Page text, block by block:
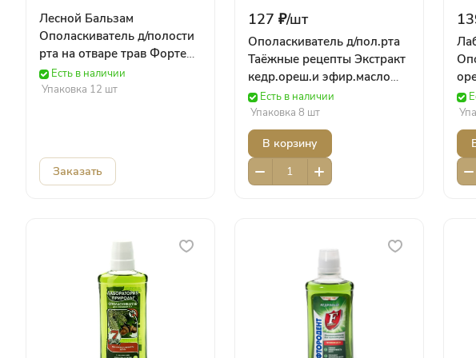
Лесной Бальзам
Ополаскиватель д/полости
рта на отваре трав Форте
Актив 400 мл Юнилевер
Есть в наличии
Упаковка 12 шт
Заказать
127 ₽/шт
Ополаскиватель д/пол.рта
Таёжные рецепты Экстракт
кедр.ореш.и эфир.масло
мяты 500мл (6256) Гигиена
Есть в наличии
Упаковка 8 шт
В корзину
мл